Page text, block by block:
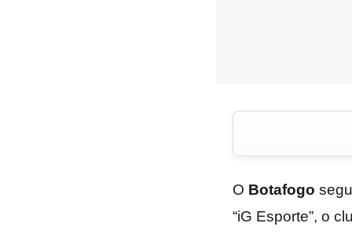
O Botafogo
“iG Esporte”, o